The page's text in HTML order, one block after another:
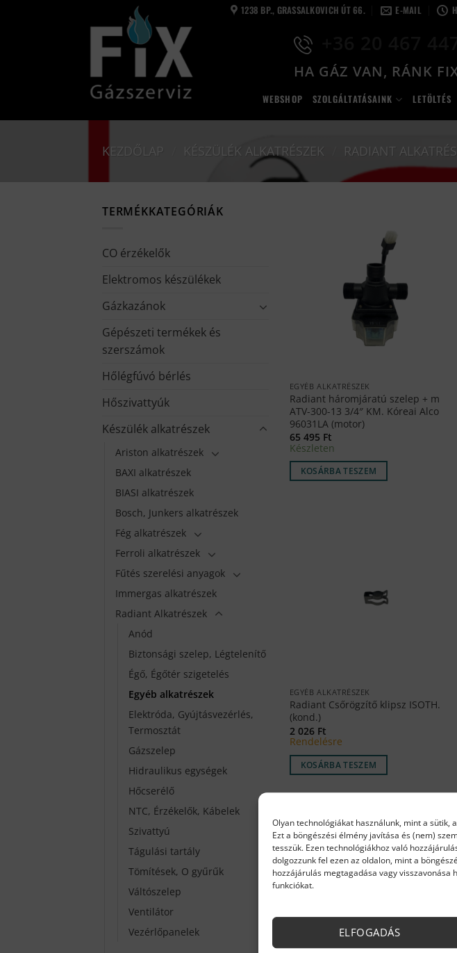
Olyan technológiákat használunk, mint a
Ezt a böngészési élmény javítása és (nem)
tesszük. Ezen technológiákhoz való
dolgozzunk fel ezen az oldalon, mint a
hozzájárulás megtagadása vagy
funkciókat.
ELFOGADÁS
1238 BP., GRASSALKOVICH ÚT 66. E-MAIL
HA GÁZ VAN, RÁNK
WEBSHOP SZOLGÁLTATÁSAINK LETÖLTÉS
KEZDŐLAP KÉSZÜLÉK ALKATRÉSZEK RADIANT
TERMÉKKATEGÓRIÁK
CO érzékelők
Elektromos készülékek
Gázkazánok
Gépészeti termékek és
szerszámok
Hőlégfúvó bérlés
Hőszivattyúk
Készülék alkatrészek
Ariston alkatrészek
BAXI alkatrészek
BIASI alkatrészek
Bosch, Junkers alkatrészek
Fég alkatrészek
Ferroli alkatrészek
Fűtés szerelési anyagok
Immergas alkatrészek
Radiant Alkatrészek
Anód
Biztonsági szelep, Légtelenítő
Égő, Égőtér szigetelés
Egyéb alkatrészek
Elektróda, Gyújtásvezérlés,
Termosztát
Gázszelep
Hidraulikus egységek
Hőcserélő
NTC, Érzékelők, Kábelek
Szivattyú
Tágulási tartály
Tömítések, O gyűrűk
Váltószelep
Ventilátor
Vezérlőpanelek
EGYÉB ALKATRÉSZEK
Radiant háromjáratú szelep + m
ATV-300-13 3/4″ KM. Kóreai Alco
96031LA (motor)
65 495 Ft
Készleten
KOSÁRBA TESZEM
EGYÉB ALKATRÉSZEK
Radiant Csőrögzítő klipsz ISOTH.
(kond.)
2 026 Ft
Rendelésre
KOSÁRBA TESZEM